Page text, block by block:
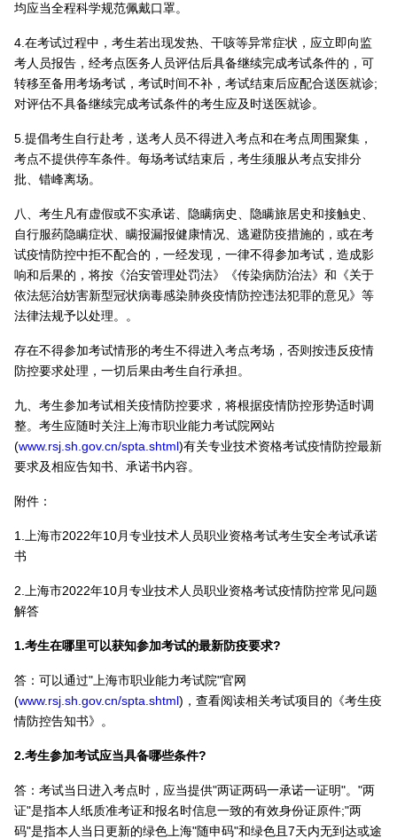
均应当全程科学规范佩戴口罩。
4.在考试过程中，考生若出现发热、干咳等异常症状，应立即向监
考人员报告，经考点医务人员评估后具备继续完成考试条件的，可
转移至备用考场考试，考试时间不补，考试结束后应配合送医就诊;
对评估不具备继续完成考试条件的考生应及时送医就诊。
5.提倡考生自行赴考，送考人员不得进入考点和在考点周围聚集，
考点不提供停车条件。每场考试结束后，考生须服从考点安排分
批、错峰离场。
八、考生凡有虚假或不实承诺、隐瞒病史、隐瞒旅居史和接触史、
自行服药隐瞒症状、瞒报漏报健康情况、逃避防疫措施的，或在考
试疫情防控中拒不配合的，一经发现，一律不得参加考试，造成影
响和后果的，将按《治安管理处罚法》《传染病防治法》和《关于
依法惩治妨害新型冠状病毒感染肺炎疫情防控违法犯罪的意见》等
法律法规予以处理。。
存在不得参加考试情形的考生不得进入考点考场，否则按违反疫情
防控要求处理，一切后果由考生自行承担。
九、考生参加考试相关疫情防控要求，将根据疫情防控形势适时调
整。考生应随时关注上海市职业能力考试院网站
(www.rsj.sh.gov.cn/spta.shtml)有关专业技术资格考试疫情防控最新
要求及相应告知书、承诺书内容。
附件：
1.上海市2022年10月专业技术人员职业资格考试考生安全考试承诺
书
2.上海市2022年10月专业技术人员职业资格考试疫情防控常见问题
解答
1.考生在哪里可以获知参加考试的最新防疫要求?
答：可以通过"上海市职业能力考试院"官网
(www.rsj.sh.gov.cn/spta.shtml)，查看阅读相关考试项目的《考生疫
情防控告知书》。
2.考生参加考试应当具备哪些条件?
答：考试当日进入考点时，应当提供"两证两码一承诺一证明"。"两
证"是指本人纸质准考证和报名时信息一致的有效身份证原件;"两
码"是指本人当日更新的绿色上海"随申码"和绿色且7天内无到达或途